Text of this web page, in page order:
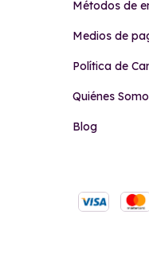
Métodos de
Medios de
Política de
Quiénes
Blog